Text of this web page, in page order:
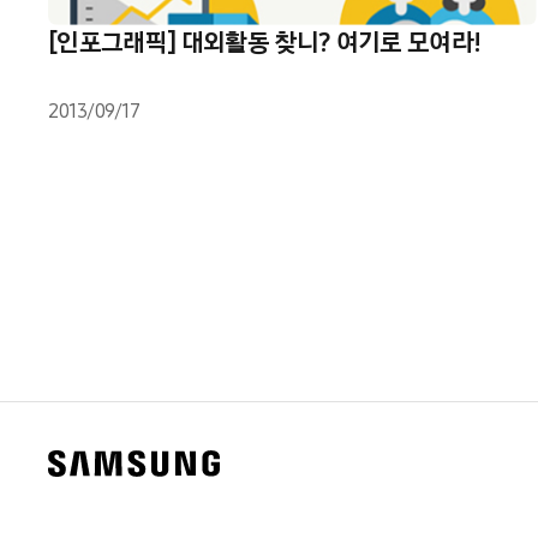
[인포그래픽] 대외활동 찾니? 여기로 모여라!
2013/09/17